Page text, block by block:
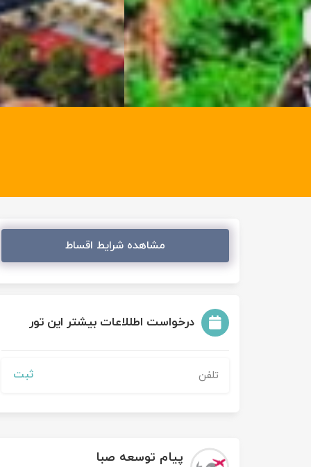
مشاهده شرایط اقساط
درخواست اطللاعات بیشتر این تور
ثبت
پیام توسعه صبا